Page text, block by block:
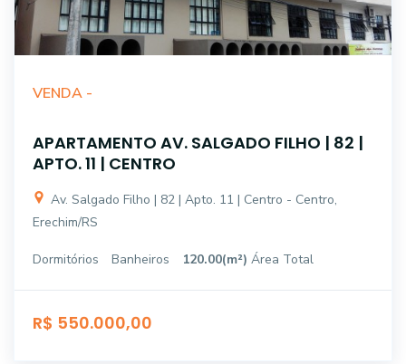
VENDA -
APARTAMENTO AV. SALGADO FILHO | 82 |
APTO. 11 | CENTRO
Av. Salgado Filho | 82 | Apto. 11 | Centro - Centro,
Erechim/RS
Dormitórios Banheiros 120.00(m²) Área Total
R$ 550.000,00